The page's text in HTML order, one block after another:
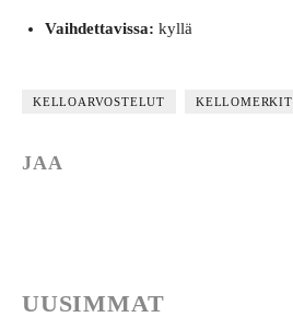
Vaihdettavissa: kyllä
KELLOARVOSTELUT KELLOMERKIT
JAA
UUSIMMAT